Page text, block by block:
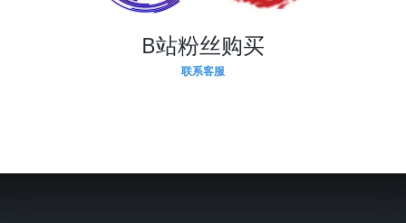
B站粉丝购买
联系客服